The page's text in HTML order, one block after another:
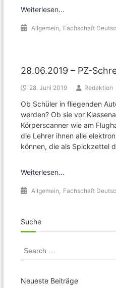
Weiterlesen...
Allgemein , Fachschaft
28.06.2019 – PZ-
28. Juni 2019 Redaktion
Ob Schüler in fliegenden
werden? Ob sie vor
Körperscanner wie am
die Lehrer ihnen alle
können, die als Spickzettel
Weiterlesen...
Allgemein , Fachschaft
Suche
Search
Neueste Beiträge